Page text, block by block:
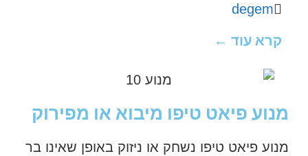
degem
קרא עוד ←
מנוע פיאט טיפו מיבוא או מפירוק
מנוע פיאט טיפו נשחק או ניזוק באופן שאינו בר